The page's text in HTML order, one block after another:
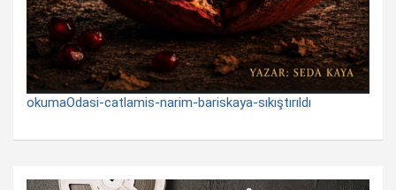
okumaOdasi-catlamis-narim-bariskaya-sıkıştırıldı